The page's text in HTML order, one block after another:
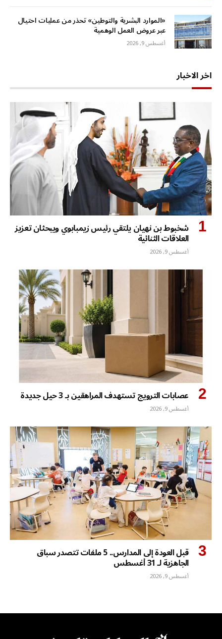
«الموارد البشرية والتوطين» تحذر من عمليات احتيال
عبر عروض العمل الوهمية
أغسطس 9, 2026
اخر الاخبار
شخبوط بن نهيان يلتقي رئيس زيمبابوي ويبحثان تعزيز
العلاقات الثنائية
أغسطس 9, 2026
عصابات الترويج تستهدف المراهقين بـ 3 حيل جديدة
أغسطس 9, 2026
قبل العودة إلى المدارس.. 5 ملفات تتصدر سباق
الجاهزية لـ 31 أغسطس
أغسطس 9, 2026